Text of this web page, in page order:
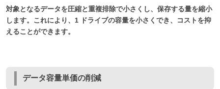
対象となるデータを圧縮と重複排除で小さくし、保存する量を縮小
します。これにより、1 ドライブの容量を小さくでき、コストを抑
えることができます。
データ容量単価の削減